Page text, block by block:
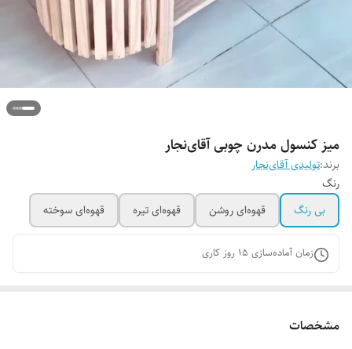
میز کنسول مدرن چوبی آقای‌نجار
برند:تولیدی آقای‌نجار
رنگ
بی رنگ
قهوه‌ای روشن قهوه‌ای تیره قهوه‌ای سوخته
زمان آماده‌سازی 15 روز کاری
مشخصات